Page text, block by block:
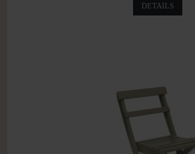
DETAILS